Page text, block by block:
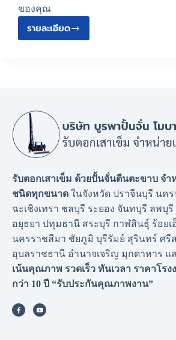
ของคุณ
รายละเอียด
รับตอกเสาเข็ม ด้วยปั้นจั่นตีนตะขาบ จำ
ชนิดทุกขนาด ในจังหวัด ปราจีนบุรี นค
ฉะเชิงเทรา ชลบุรี ระยอง จันทบุรี ลพบุ
อยุธยา ปทุมธานี สระบุรี กาฬสินธุ์ ร้อย
นครราชสีมา ชัยภูมิ บุรีรัมย์ สุรินทร์ ศรี
อุบลราชธานี อำนาจเจริญ มุกดาหาร แ
เน้นคุณภาพ รวดเร็ว ทันเวลา ราคาโรง
กว่า 10 ปี “รับประกันคุณภาพงาน”